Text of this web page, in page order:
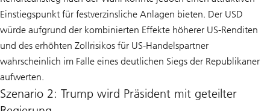
Einstiegspunkt für festverzinsliche Anlagen bieten. Der USD
würde aufgrund der kombinierten Effekte höherer US-Renditen
und des erhöhten Zollrisikos für US-Handelspartner
wahrscheinlich im Falle eines deutlichen Siegs der Republikaner
aufwerten.
Szenario 2: Trump wird Präsident mit geteilter